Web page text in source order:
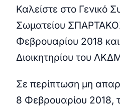
Καλείστε στο Γενικό
Σωματείου
Φεβρουαρίου 2018
Διοικητηρίου του
Σε περίπτωση μη
8 Φεβρουαρίου 2018,